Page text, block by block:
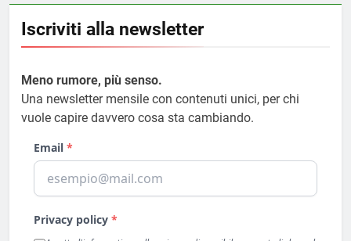
Iscriviti alla newsletter
Meno rumore, più senso.
Una newsletter mensile con contenuti unici, per chi
vuole capire davvero cosa sta cambiando.